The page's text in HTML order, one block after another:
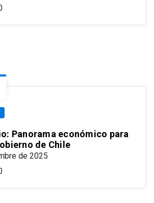
Panorama económico para
de Chile
de 2025